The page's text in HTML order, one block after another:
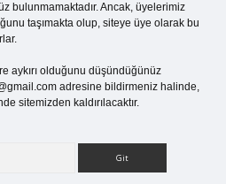
bulunmamaktadır. Ancak, üyelerimiz
taşımakta olup, siteye üye olarak bu
aykırı olduğunu düşündüğünüz
adresine bildirmeniz halinde,
sitemizden kaldırılacaktır.